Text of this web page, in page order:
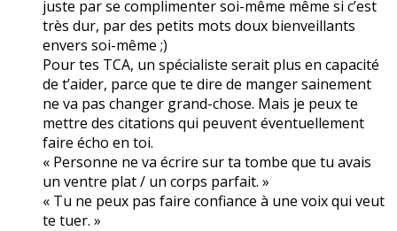
juste par se complimenter soi-même même si c’est
très dur, par des petits mots doux bienveillants
envers soi-même ;)
Pour tes TCA, un spécialiste serait plus en capacité
de t’aider, parce que te dire de manger sainement
ne va pas changer grand-chose. Mais je peux te
mettre des citations qui peuvent éventuellement
faire écho en toi.
« Personne ne va écrire sur ta tombe que tu avais
un ventre plat / un corps parfait. »
« Tu ne peux pas faire confiance à une voix qui veut
te tuer. »